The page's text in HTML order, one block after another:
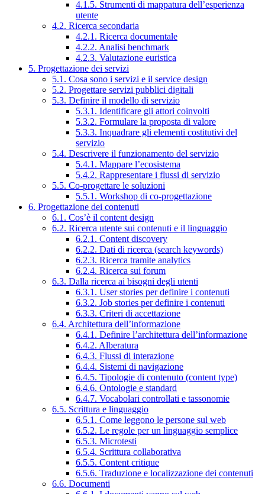
4.1.5. Strumenti di mappatura dell’esperienza
utente
4.2. Ricerca secondaria
4.2.1. Ricerca documentale
4.2.2. Analisi benchmark
4.2.3. Valutazione euristica
5. Progettazione dei servizi
5.1. Cosa sono i servizi e il service design
5.2. Progettare servizi pubblici digitali
5.3. Definire il modello di servizio
5.3.1. Identificare gli attori coinvolti
5.3.2. Formulare la proposta di valore
5.3.3. Inquadrare gli elementi costitutivi del
servizio
5.4. Descrivere il funzionamento del servizio
5.4.1. Mappare l’ecosistema
5.4.2. Rappresentare i flussi di servizio
5.5. Co-progettare le soluzioni
5.5.1. Workshop di co-progettazione
6. Progettazione dei contenuti
6.1. Cos’è il content design
6.2. Ricerca utente sui contenuti e il linguaggio
6.2.1. Content discovery
6.2.2. Dati di ricerca (search keywords)
6.2.3. Ricerca tramite analytics
6.2.4. Ricerca sui forum
6.3. Dalla ricerca ai bisogni degli utenti
6.3.1. User stories per definire i contenuti
6.3.2. Job stories per definire i contenuti
6.3.3. Criteri di accettazione
6.4. Architettura dell’informazione
6.4.1. Definire l’architettura dell’informazione
6.4.2. Alberatura
6.4.3. Flussi di interazione
6.4.4. Sistemi di navigazione
6.4.5. Tipologie di contenuto (content type)
6.4.6. Ontologie e standard
6.4.7. Vocabolari controllati e tassonomie
6.5. Scrittura e linguaggio
6.5.1. Come leggono le persone sul web
6.5.2. Le regole per un linguaggio semplice
6.5.3. Microtesti
6.5.4. Scrittura collaborativa
6.5.5. Content critique
6.5.6. Traduzione e localizzazione dei contenuti
6.6. Documenti